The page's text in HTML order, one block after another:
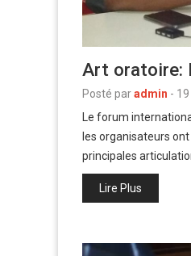
Art oratoire:
Posté paradmin -
Le forum
les organisateurs
principales
Lire Plus